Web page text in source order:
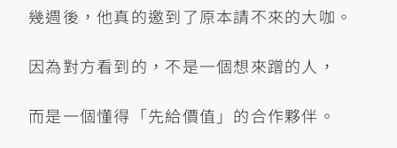
幾週後，他真的邀到了原本請不來的大咖。
因為對方看到的，不是一個想來蹭的人，
而是一個懂得「先給價值」的合作夥伴。